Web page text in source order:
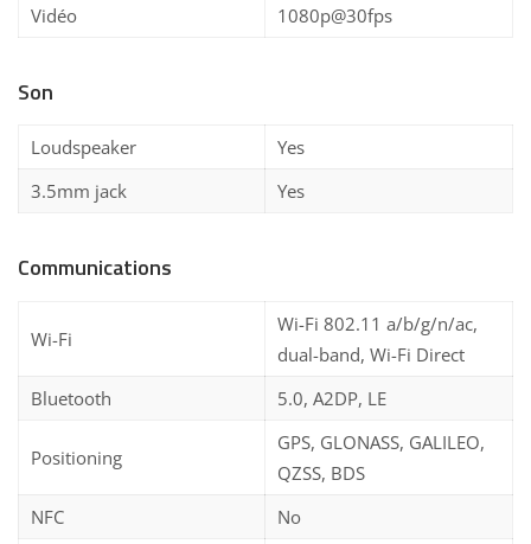
Vidéo
1080p@30fps
Son
Loudspeaker
Yes
3.5mm jack
Yes
Communications
Wi-Fi
Wi-Fi 802.11 a/b/g/n/ac,
dual-band, Wi-Fi Direct
Bluetooth
5.0, A2DP, LE
Positioning
GPS, GLONASS, GALILEO,
QZSS, BDS
NFC
No